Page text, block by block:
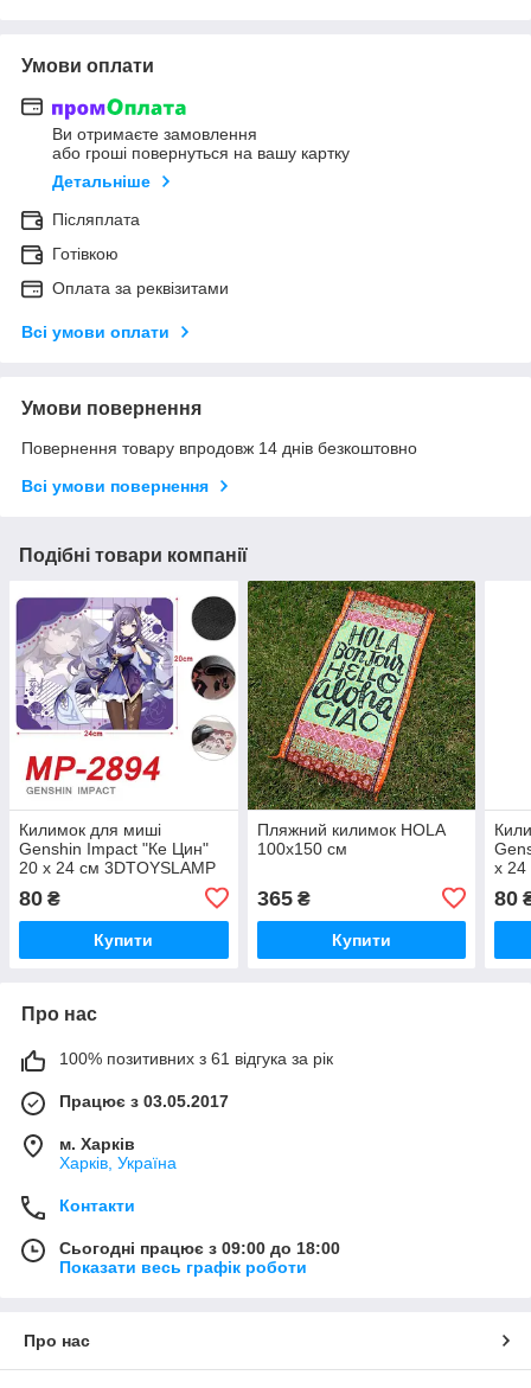
Умови оплати
Ви отримаєте замовлення
або гроші повернуться на вашу картку
Детальніше
Післяплата
Готівкою
Оплата за реквізитами
Всі умови оплати
Умови повернення
Повернення товару впродовж 14 днів безкоштовно
Всі умови повернення
Подібні товари компанії
Килимок для миші
Genshin Impact "Ке Цин"
20 х 24 см 3DTOYSLAMP
80 ₴
Купити
Пляжний килимок HOLA
100х150 см
365₴
Купити
х 24
80
Про нас
100% позитивних з 61 відгука за рік
Працює з 03.05.2017
м. Харків
Харків, Україна
Контакти
Сьогодні працює з 09:00 до 18:00
Показати весь графік роботи
Про нас